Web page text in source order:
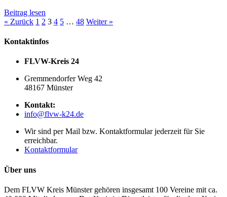
Beitrag lesen
« Zurück 1 2 3 4 5 … 48 Weiter »
Kontaktinfos
FLVW-Kreis 24
Gremmendorfer Weg 42
48167 Münster
Kontakt:
info@flvw-k24.de
Wir sind per Mail bzw. Kontaktformular jederzeit für Sie
erreichbar.
Kontaktformular
Über uns
Dem FLVW Kreis Münster gehören insgesamt 100 Vereine mit ca.